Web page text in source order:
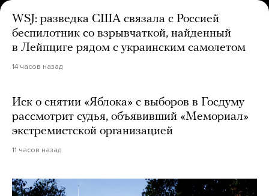
WSJ: разведка США связала с Россией
беспилотник со взрывчаткой, найденный
в Лейпциге рядом с украинским самолетом
14 часов назад
Иск о снятии «Яблока» с выборов в Госдуму
рассмотрит судья, объявивший «Мемориал»
экстремистской организацией
11 часов назад